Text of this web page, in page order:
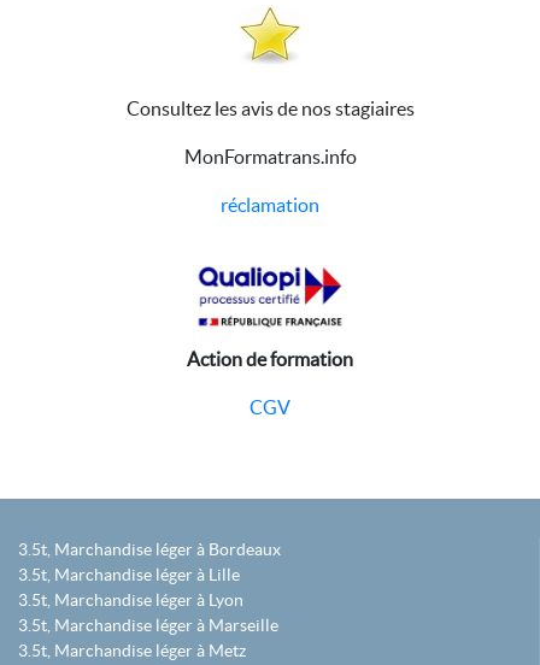
Consultez les avis de nos stagiaires
MonFormatrans.info
réclamation
Action de formation
CGV
3.5t, Marchandise léger à Bordeaux
3.5t, Marchandise léger à Lille
3.5t, Marchandise léger à Lyon
3.5t, Marchandise léger à Marseille
3.5t, Marchandise léger à Metz